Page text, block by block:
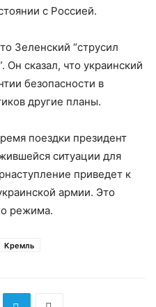
с Россией.
Зеленский “струсил
Он сказал, что украинский
безопасности в
другие планы.
поездки президент
ситуации для
приведет к
армии. Это
режима.
Кремль